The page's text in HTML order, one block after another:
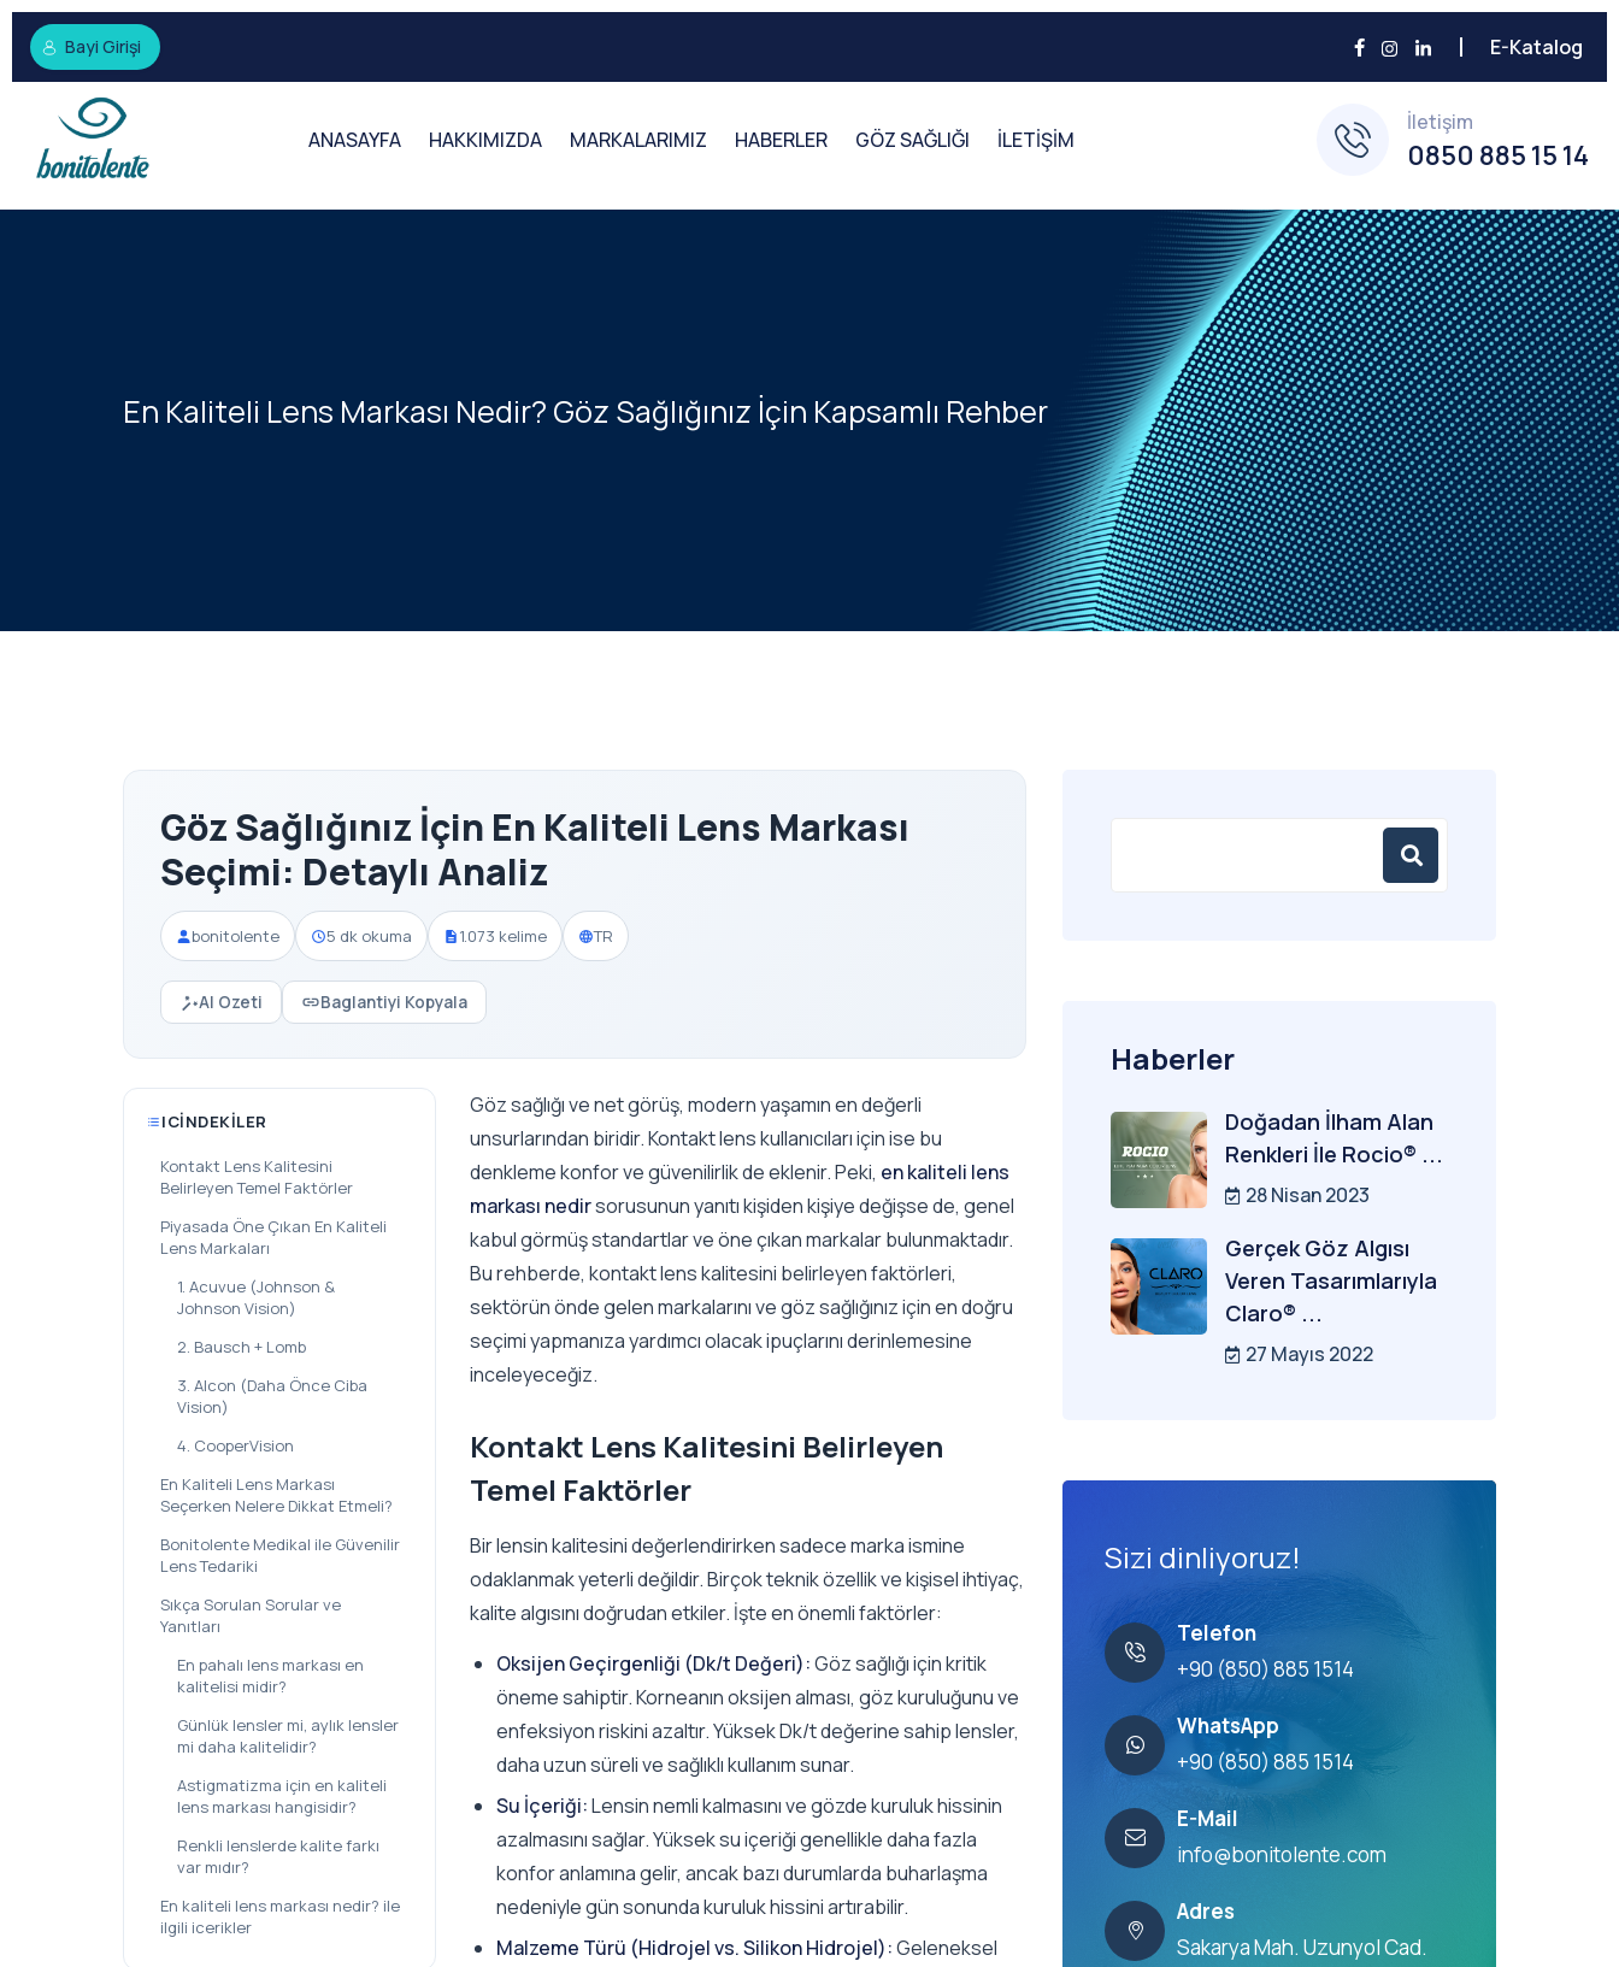
Bayi Girişi E-Katalog
ANASAYFA HAKKIMIZDA MARKALARIMIZ HABERLER GÖZ SAĞLIĞI İLETİŞİM
İletişim
0850 885 15 14
En Kaliteli Lens Markası Nedir? Göz Sağlığınız İçin Kapsamlı Rehber
Göz Sağlığınız İçin En Kaliteli Lens Markası
Seçimi: Detaylı Analiz
bonitolente 5 dk okuma 1.073 kelime TR
AI Ozeti Baglantiyi Kopyala
ICINDEKILER
Kontakt Lens Kalitesini
Belirleyen Temel Faktörler
Piyasada Öne Çıkan En Kaliteli
Lens Markaları
1. Acuvue (Johnson &
Johnson Vision)
2. Bausch + Lomb
3. Alcon (Daha Önce Ciba
Vision)
4. CooperVision
En Kaliteli Lens Markası
Seçerken Nelere Dikkat Etmeli?
Bonitolente Medikal ile Güvenilir
Lens Tedariki
Sıkça Sorulan Sorular ve
Yanıtları
En pahalı lens markası en
kalitelisi midir?
Günlük lensler mi, aylık lensler
mi daha kalitelidir?
Astigmatizma için en kaliteli
lens markası hangisidir?
Renkli lenslerde kalite farkı
var mıdır?
En kaliteli lens markası nedir? ile
ilgili icerikler
Göz sağlığı ve net görüş, modern yaşamın en değerli
unsurlarından biridir. Kontakt lens kullanıcıları için ise bu
denkleme konfor ve güvenilirlik de eklenir. Peki, en kaliteli lens
markası nedirsorusunun yanıtı kişiden kişiye değişse de, genel
kabul görmüş standartlar ve öne çıkan markalar bulunmaktadır.
Bu rehberde, kontakt lens kalitesini belirleyen faktörleri,
sektörün önde gelen markalarını ve göz sağlığınız için en doğru
seçimi yapmanıza yardımcı olacak ipuçlarını derinlemesine
inceleyeceğiz.
Kontakt Lens Kalitesini Belirleyen
Temel Faktörler
Bir lensin kalitesini değerlendirirken sadece marka ismine
odaklanmak yeterli değildir. Birçok teknik özellik ve kişisel ihtiyaç,
kalite algısını doğrudan etkiler. İşte en önemli faktörler:
Oksijen Geçirgenliği (Dk/t Değeri):Göz sağlığı için kritik
öneme sahiptir. Korneanın oksijen alması, göz kuruluğunu ve
enfeksiyon riskini azaltır. Yüksek Dk/t değerine sahip lensler,
daha uzun süreli ve sağlıklı kullanım sunar.
Su İçeriği:Lensin nemli kalmasını ve gözde kuruluk hissinin
azalmasını sağlar. Yüksek su içeriği genellikle daha fazla
konfor anlamına gelir, ancak bazı durumlarda buharlaşma
nedeniyle gün sonunda kuruluk hissini artırabilir.
Malzeme Türü (Hidrojel vs. Silikon Hidrojel):Geleneksel
Haberler
Doğadan İlham Alan
Renkleri İle Rocio® ...
28 Nisan 2023
Gerçek Göz Algısı
Veren Tasarımlarıyla
Claro® ...
27 Mayıs 2022
Sizi dinliyoruz!
Telefon
+90 (850) 885 1514
WhatsApp
+90 (850) 885 1514
E-Mail
info@bonitolente.com
Adres
Sakarya Mah. Uzunyol Cad.